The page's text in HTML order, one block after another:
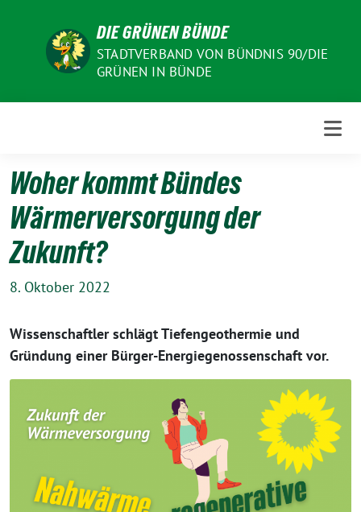
DIE GRÜNEN BÜNDE
STADTVERBAND VON BÜNDNIS 90/DIE
GRÜNEN IN BÜNDE
Woher kommt Bündes
Wärmerversorgung der
Zukunft?
8. Oktober 2022
Wissenschaftler schlägt Tiefengeothermie und
Gründung einer Bürger-Energiegenossenschaft vor.